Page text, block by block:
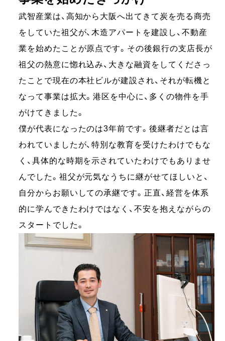
武智産業は、高知から大阪へ出てきて炭を売る商売
をしていた祖父が、木造アパートを建設し、不動産
業を始めたことが原点です。その後銀行の支店長が
祖父の熱意に惚れ込み、大きな融資をしてくださっ
たことで現在の本社ビルが建設され、それが転機と
なって事業は拡大。港区を中心に、多くの物件を手
がけてきました。
僕が代表になったのは3年前です。後継者だとは言
われていましたが、特別な教育を受けたわけでもな
く、具体的な時期を示されていたわけでもありませ
んでした。祖父が元気なうちに継がせてほしいと、
自分からお願いしての承継です。正直、経営を体系
的に学んできたわけではなく、不安を抱えながらの
スタートでした。